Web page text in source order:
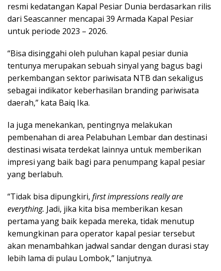
resmi kedatangan Kapal Pesiar Dunia berdasarkan rilis
dari Seascanner mencapai 39 Armada Kapal Pesiar
untuk periode 2023 – 2026.
“Bisa disinggahi oleh puluhan kapal pesiar dunia
tentunya merupakan sebuah sinyal yang bagus bagi
perkembangan sektor pariwisata NTB dan sekaligus
sebagai indikator keberhasilan branding pariwisata
daerah,” kata Baiq Ika.
Ia juga menekankan, pentingnya melakukan
pembenahan di area Pelabuhan Lembar dan destinasi
destinasi wisata terdekat lainnya untuk memberikan
impresi yang baik bagi para penumpang kapal pesiar
yang berlabuh.
“Tidak bisa dipungkiri, first impressions really are
everything. Jadi, jika kita bisa memberikan kesan
pertama yang baik kepada mereka, tidak menutup
kemungkinan para operator kapal pesiar tersebut
akan menambahkan jadwal sandar dengan durasi stay
lebih lama di pulau Lombok,” lanjutnya.